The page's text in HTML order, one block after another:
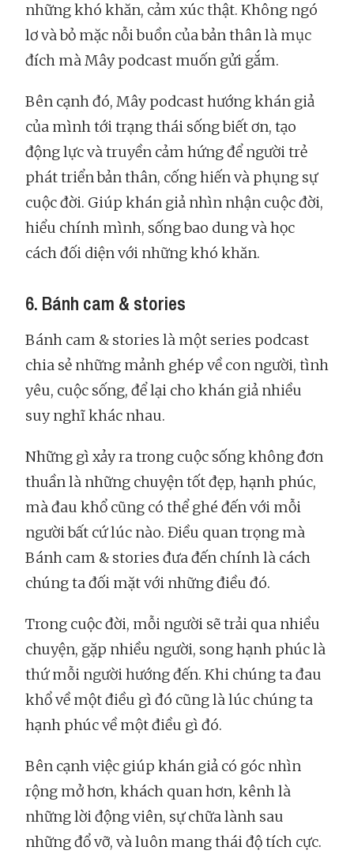
những khó khăn, cảm xúc thật. Không ngó
lơ và bỏ mặc nỗi buồn của bản thân là mục
đích mà Mây podcast muốn gửi gắm.
Bên cạnh đó, Mây podcast hướng khán giả
của mình tới trạng thái sống biết ơn, tạo
động lực và truyền cảm hứng để người trẻ
phát triển bản thân, cống hiến và phụng sự
cuộc đời. Giúp khán giả nhìn nhận cuộc đời,
hiểu chính mình, sống bao dung và học
cách đối diện với những khó khăn.
6. Bánh cam & stories
Bánh cam & stories là một series podcast
chia sẻ những mảnh ghép về con người, tình
yêu, cuộc sống, để lại cho khán giả nhiều
suy nghĩ khác nhau.
Những gì xảy ra trong cuộc sống không đơn
thuần là những chuyện tốt đẹp, hạnh phúc,
mà đau khổ cũng có thể ghé đến với mỗi
người bất cứ lúc nào. Điều quan trọng mà
Bánh cam & stories đưa đến chính là cách
chúng ta đối mặt với những điều đó.
Trong cuộc đời, mỗi người sẽ trải qua nhiều
chuyện, gặp nhiều người, song hạnh phúc là
thứ mỗi người hướng đến. Khi chúng ta đau
khổ về một điều gì đó cũng là lúc chúng ta
hạnh phúc về một điều gì đó.
Bên cạnh việc giúp khán giả có góc nhìn
rộng mở hơn, khách quan hơn, kênh là
những lời động viên, sự chữa lành sau
những đổ vỡ, và luôn mang thái độ tích cực.